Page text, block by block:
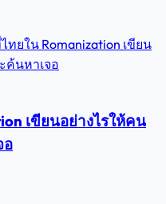
เขียนอย่างไรให้คน
อ